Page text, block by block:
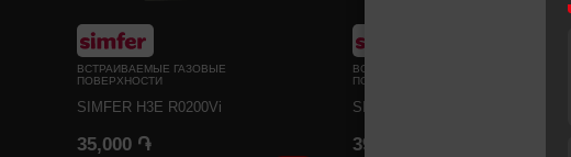
ВСТРАИВАЕМЫЕ ГАЗОВЫЕ
ПОВЕРХНОСТИ
SIMFER H3E R0200Vi
35,000 ֏
ВСТРАИВАЕМЫЕ ГАЗОВЫЕ
ПОВЕРХНОСТИ
SIMFER H6M R3141QW
39,000 ֏